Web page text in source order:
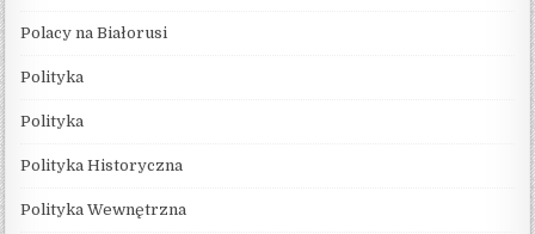
Polacy na Białorusi
Polityka
Polityka
Polityka Historyczna
Polityka Wewnętrzna